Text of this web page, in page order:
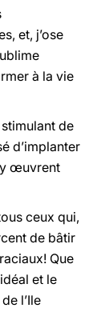
et, j’ose
à la vie
de
d’implanter
y œuvrent
ceux qui,
de bâtir
Que
et le
l’Ile